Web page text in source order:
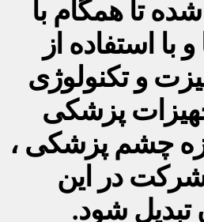
تا همگام با
با استفاده از
و تکنولوژی
پزشکی
چشم پزشکی ،
شرکت در این
تبدیل شود.